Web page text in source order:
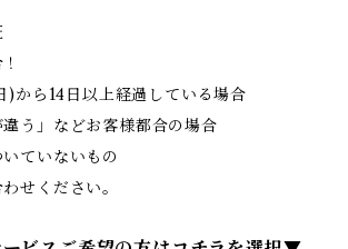
から14日以上経過している場合
う」などお客様都合の場合
ていないもの
せください。